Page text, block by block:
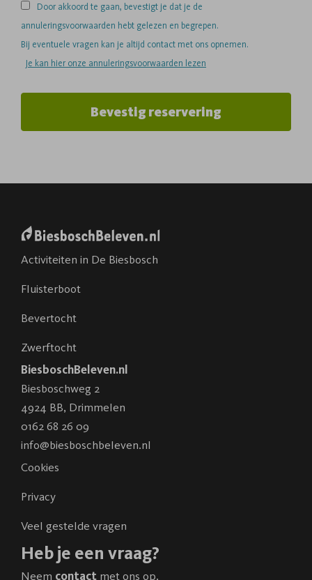
Door akkoord te gaan, bevestigt je dat je de
annuleringsvoorwaarden hebt gelezen en begrepen.
Bij eventuele vragen kan je altijd contact met ons opnemen.
Je kan hier onze annuleringsvoorwaarden lezen
Bevestig reservering
Activiteiten in De Biesbosch
Fluisterboot
Bevertocht
Zwerftocht
BiesboschBeleven.nl
Biesboschweg 2
4924 BB, Drimmelen
0162 68 26 09
info@biesboschbeleven.nl
Cookies
Privacy
Veel gestelde vragen
Heb je een vraag?
Neem contact met ons op.